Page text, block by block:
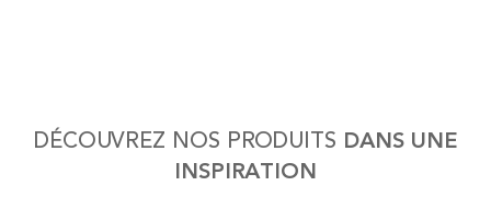
DÉCOUVREZ NOS PRODUITS DANS UNE
INSPIRATION